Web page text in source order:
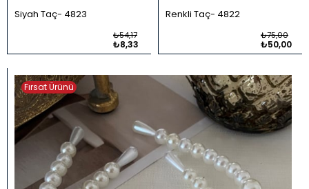
Siyah Taç 4823
₺8,33
₺54,17
Renkli Taç 4822
₺50,00
₺75,00
Fırsat Ürünü